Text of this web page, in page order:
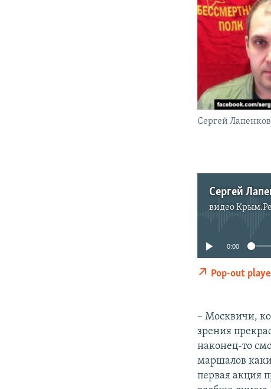
Сергей Лапенков
видео
0:00
Pop-out
– Москвичи,
зрения
наконец-то
маршалов
первая акция